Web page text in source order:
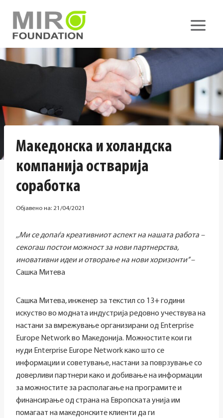
content
Македонска и холандска
компанија остварија
соработка
Објавено на: 21/04/2021
,,Ми се допаѓа креативниот аспект на нашата работа –
секогаш постои можност за нови партнерства,
иновативни идеи и отворање на нови хоризонти’’ –
Сашка Митева
Сашка Митева, инженер за текстил со 13+ години
искуство во модната индустрија редовно учествува на
настани за вмрежување организирани од Enterprise
Europe Network во Македонија. Можностите кои ги
нуди Enterprise Europe Network како што се
информации и советување, настани за поврзување со
доверливи партнери како и добивање на информации
за можностите за располагање на програмите и
финансирање од страна на Европската унија им
помагаат на македонските клиенти да ги